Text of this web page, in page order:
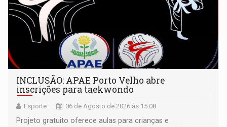
INCLUSÃO: APAE Porto Velho abre
inscrições para taekwondo
Esporte 06 de Agosto de 2026 às 15:08
Projeto gratuito oferece aulas para crianças e